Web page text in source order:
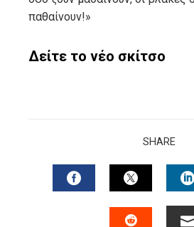
παθαίνουν!»
Δείτε το νέο σκίτσο
SHARE
FACEBOOKTWITTER